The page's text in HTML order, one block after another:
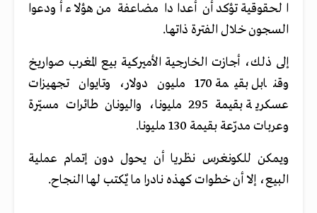
الحقوقية تؤكد أن أعدادا مضاعفة من هؤلاء أودعوا
السجون خلال الفترة ذاتها.
إلى ذلك، أجازت الخارجية الأميركية بيع المغرب صواريخ
وقنابل بقيمة 170 مليون دولار، وتايوان تجهيزات
عسكرية بقيمة 295 مليونا، واليونان طائرات مسيّرة
وعربات مدرّعة بقيمة 130 مليونا.
ويمكن للكونغرس نظريا أن يحول دون إتمام عملية
البيع، إلا أن خطوات كهذه نادرا ما يٌكتب لها النجاح.